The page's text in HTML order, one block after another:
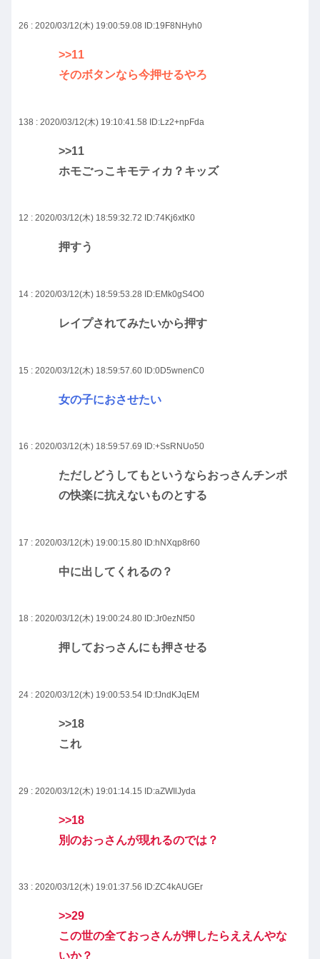
26 : 2020/03/12(木) 19:00:59.08 ID:19F8NHyh0
>>11
そのボタンなら今押せるやろ
138 : 2020/03/12(木) 19:10:41.58 ID:Lz2+npFda
>>11
ホモごっこキモティカ？キッズ
12 : 2020/03/12(木) 18:59:32.72 ID:74Kj6xtK0
押すう
14 : 2020/03/12(木) 18:59:53.28 ID:EMk0gS4O0
レイプされてみたいから押す
15 : 2020/03/12(木) 18:59:57.60 ID:0D5wnenC0
女の子におさせたい
16 : 2020/03/12(木) 18:59:57.69 ID:+SsRNUo50
ただしどうしてもというならおっさんチンポ
の快楽に抗えないものとする
17 : 2020/03/12(木) 19:00:15.80 ID:hNXqp8r60
中に出してくれるの？
18 : 2020/03/12(木) 19:00:24.80 ID:Jr0ezNf50
押しておっさんにも押させる
24 : 2020/03/12(木) 19:00:53.54 ID:fJndKJqEM
>>18
これ
29 : 2020/03/12(木) 19:01:14.15 ID:aZWIlJyda
>>18
別のおっさんが現れるのでは？
33 : 2020/03/12(木) 19:01:37.56 ID:ZC4kAUGEr
>>29
この世の全ておっさんが押したらええんやな
いか？